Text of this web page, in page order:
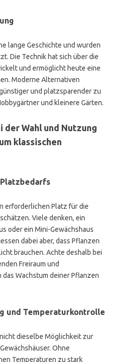
lange Geschichte und wurden
Die Technik hat sich über die
und ermöglicht heute eine
Moderne Alternativen
und platzsparender zu
und kleinere Gärten.
der Wahl und Nutzung
klassischen
erforderlichen Platz für die
Viele denken, ein
oder ein Mini-Gewächshaus
dabei aber, dass Pflanzen
brauchen. Achte deshalb bei
Freiraum und
Wachstum deiner Pflanzen
und Temperaturkontrolle
dieselbe Möglichkeit zur
Ohne
Temperaturen zu stark